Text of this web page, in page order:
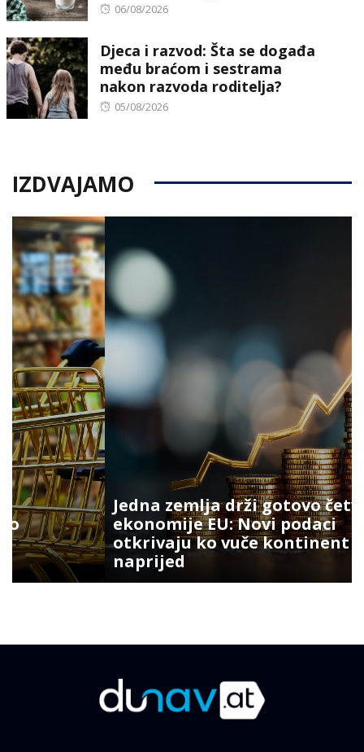
Posted
06/08/2026
Djeca i razvod: Šta se događa
među braćom i sestrama
nakon razvoda roditelja?
Posted
05/08/2026
IZDVAJAMO
Jedna zemlja drži gotovo četvrtinu
ekonomije EU: Novi podaci
otkrivaju ko vuče kontinent
naprijed